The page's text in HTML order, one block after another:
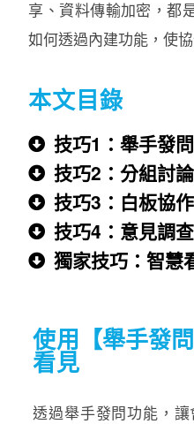
享、資料傳輸加密，都
如何透過內建功能，使
本文目錄
技巧1：舉手發問
技巧2：分組討論
技巧3：白板協作
技巧4：意見調查
獨家技巧：智慧
使用【舉手發
看見​
透過舉手發問功能，